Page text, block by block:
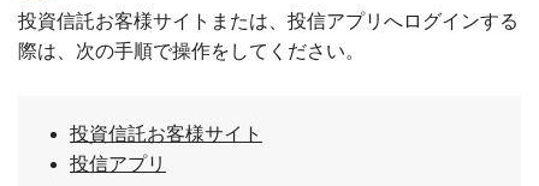
投資信託お客様サイトまたは、投信アプリへログインする
際は、次の手順で操作をしてください。
投資信託お客様サイト
投信アプリ